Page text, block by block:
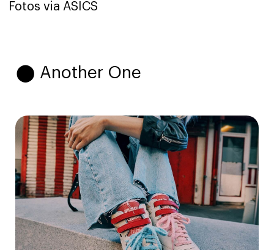
Fotos via ASICS
⬤ Another One